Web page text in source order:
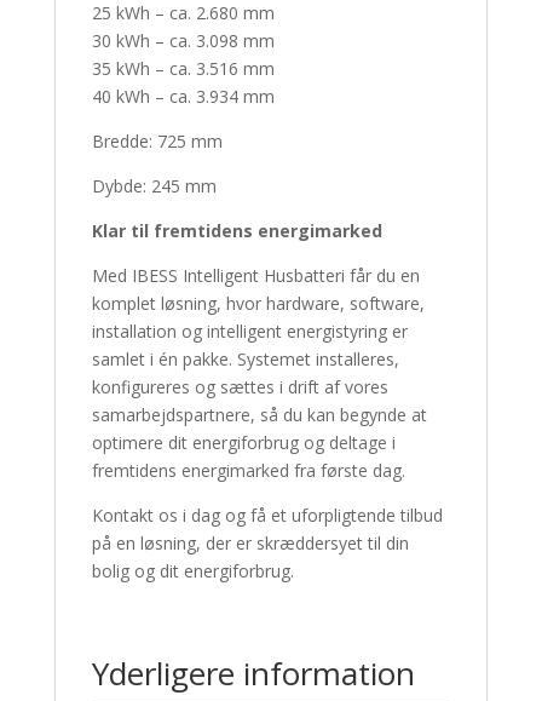
25 kWh – ca. 2.680 mm
30 kWh – ca. 3.098 mm
35 kWh – ca. 3.516 mm
40 kWh – ca. 3.934 mm
Bredde: 725 mm
Dybde: 245 mm
Klar til fremtidens energimarked
Med IBESS Intelligent Husbatteri får du en
komplet løsning, hvor hardware, software,
installation og intelligent energistyring er
samlet i én pakke. Systemet installeres,
konfigureres og sættes i drift af vores
samarbejdspartnere, så du kan begynde at
optimere dit energiforbrug og deltage i
fremtidens energimarked fra første dag.
Kontakt os i dag og få et uforpligtende tilbud
på en løsning, der er skræddersyet til din
bolig og dit energiforbrug.
Yderligere information